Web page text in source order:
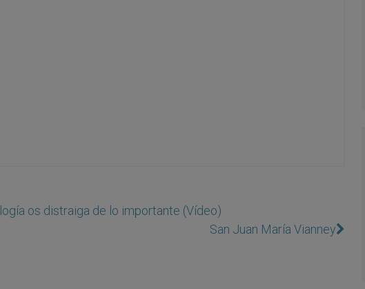
os distraiga de lo importante (Vídeo)
San Juan María Vianney